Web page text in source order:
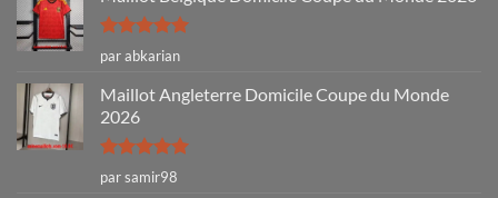
Note5sur
5
par abkarian
Maillot Angleterre Domicile Coupe du Monde
2026
Note5sur
5
par samir98